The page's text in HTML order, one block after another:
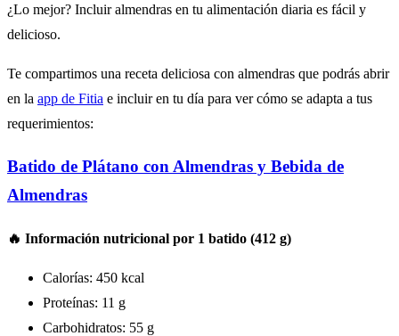
¿Lo mejor? Incluir almendras en tu alimentación diaria es fácil y
delicioso.
Te compartimos una receta deliciosa con almendras que podrás abrir
en la app de Fitia e incluir en tu día para ver cómo se adapta a tus
requerimientos:
Batido de Plátano con Almendras y Bebida de
Almendras
🔥 Información nutricional por 1 batido (412 g)
Calorías: 450 kcal
Proteínas: 11 g
Carbohidratos: 55 g